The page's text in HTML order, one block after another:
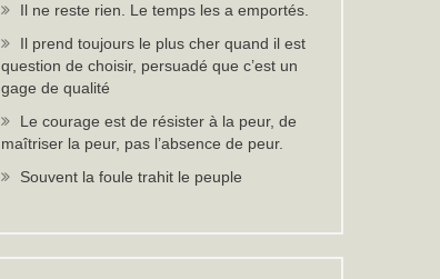
Il ne reste rien. Le temps les a emportés.
Il prend toujours le plus cher quand il est
question de choisir, persuadé que c’est un
gage de qualité
Le courage est de résister à la peur, de
maîtriser la peur, pas l’absence de peur.
Souvent la foule trahit le peuple